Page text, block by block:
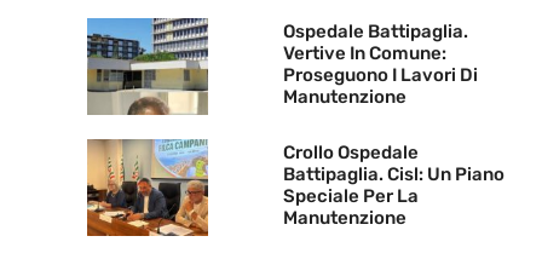
Ospedale Battipaglia.
Vertive In Comune:
Proseguono I Lavori Di
Manutenzione
Crollo Ospedale
Battipaglia. Cisl: Un Piano
Speciale Per La
Manutenzione